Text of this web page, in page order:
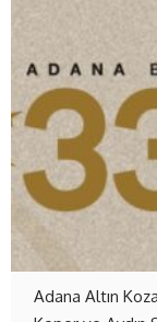
Adana Altın